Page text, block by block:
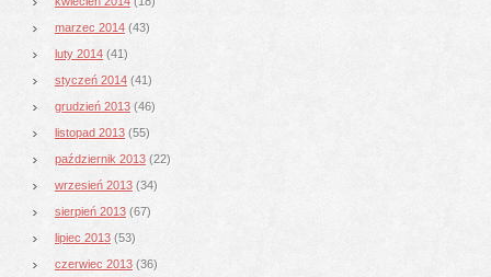
marzec 2014 (43)
luty 2014 (41)
styczeń 2014 (41)
grudzień 2013 (46)
listopad 2013 (55)
październik 2013 (22)
wrzesień 2013 (34)
sierpień 2013 (67)
lipiec 2013 (53)
czerwiec 2013 (36)